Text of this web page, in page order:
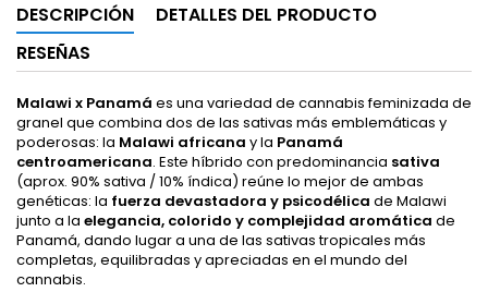
DESCRIPCIÓN
DETALLES DEL PRODUCTO
RESEÑAS
Malawi x Panamá es una variedad de cannabis feminizada de
granel que combina dos de las sativas más emblemáticas y
poderosas: la Malawi africana y la Panamá
centroamericana. Este híbrido con predominancia sativa
(aprox. 90% sativa / 10% índica) reúne lo mejor de ambas
genéticas: la fuerza devastadora y psicodélica de Malawi
junto a la elegancia, colorido y complejidad aromática de
Panamá, dando lugar a una de las sativas tropicales más
completas, equilibradas y apreciadas en el mundo del
cannabis.